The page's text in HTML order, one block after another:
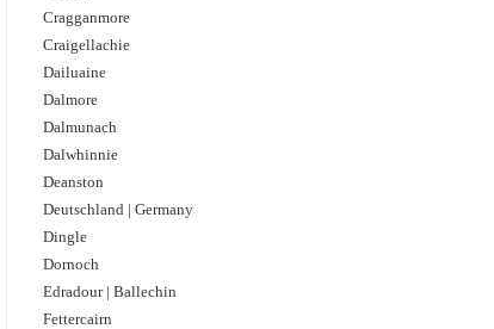
Cragganmore
Craigellachie
Dailuaine
Dalmore​
Dalmunach
Dalwhinnie
Deanston
Deutschland | Germany
Dingle
Dornoch
Edradour | Ballechin
Fettercairn